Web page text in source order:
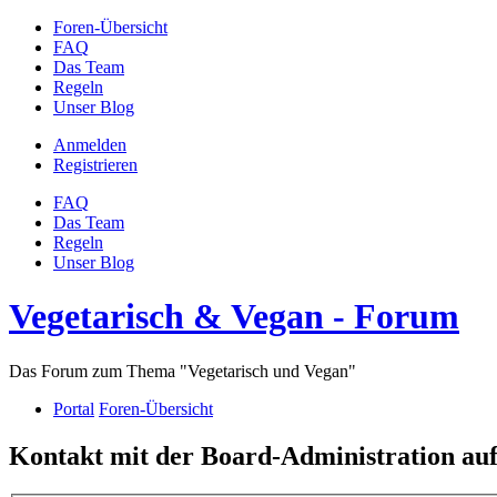
Foren-Übersicht
FAQ
Das Team
Regeln
Unser Blog
Anmelden
Registrieren
FAQ
Das Team
Regeln
Unser Blog
Vegetarisch & Vegan - Forum
Das Forum zum Thema "Vegetarisch und Vegan"
Portal Foren-Übersicht
Kontakt mit der Board-Administration